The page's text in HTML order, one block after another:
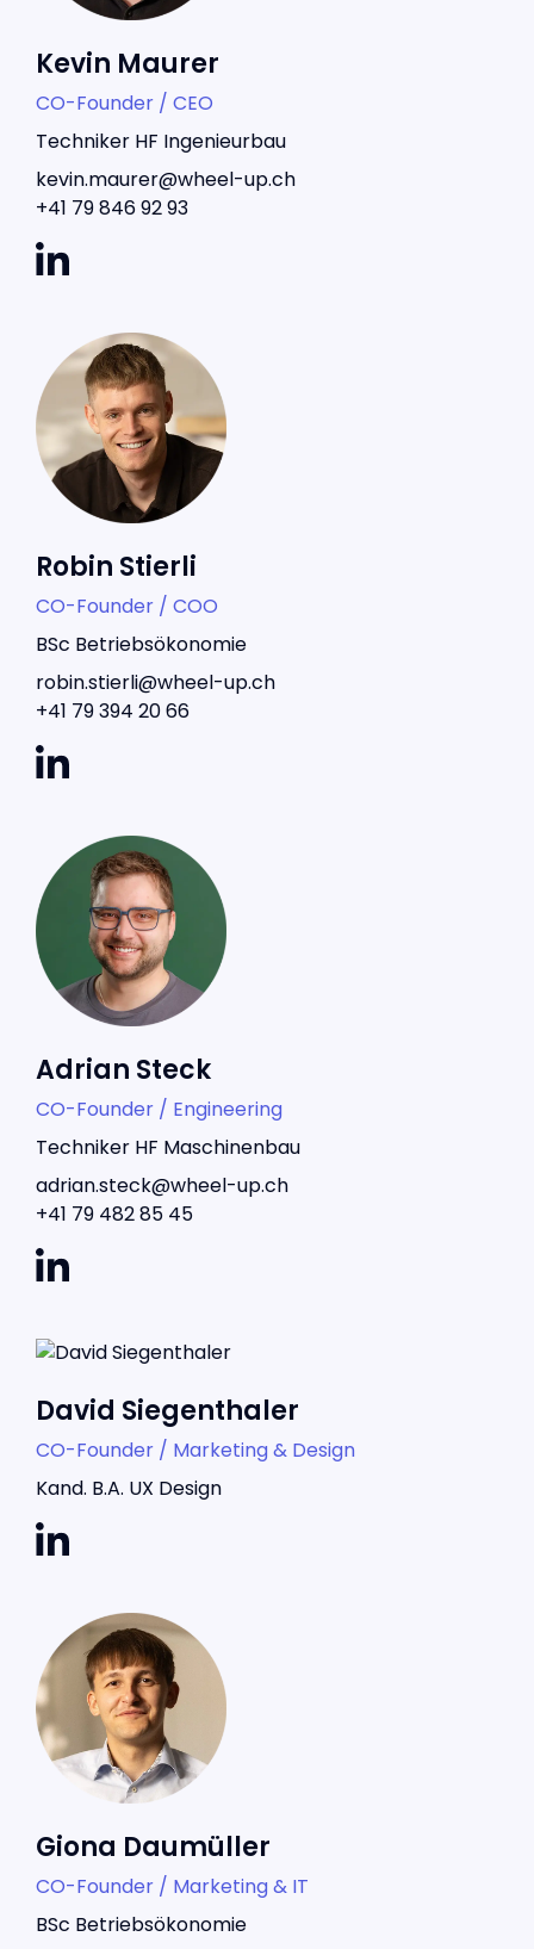
Kevin Maurer
CO-Founder / CEO
Techniker HF Ingenieurbau
kevin.maurer@wheel-up.ch
+41 79 846 92 93
Robin Stierli
CO-Founder / COO
BSc Betriebsökonomie
robin.stierli@wheel-up.ch
+41 79 394 20 66
Adrian Steck
CO-Founder / Engineering
Techniker HF Maschinenbau
adrian.steck@wheel-up.ch
+41 79 482 85 45
David Siegenthaler
CO-Founder / Marketing & Design
Kand. B.A. UX Design
Giona Daumüller
CO-Founder / Marketing & IT
BSc Betriebsökonomie